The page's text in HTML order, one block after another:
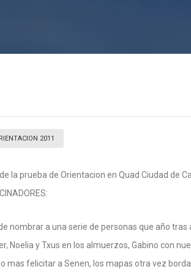
2011
de la prueba de Orientacion en Quad Ciudad
nombrar a una serie de personas que año
Noelia y Txus en los almuerzos, Gabino con
mas felicitar a Senen, los mapas otra vez